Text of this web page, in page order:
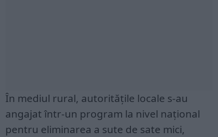
În mediul rural, autoritățile locale s-au
angajat într-un program la nivel național
pentru eliminarea a sute de sate mici,